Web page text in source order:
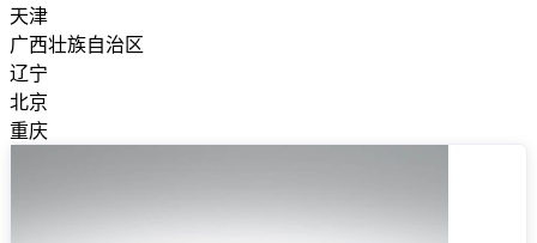
天津
广西壮族自治区
辽宁
北京
重庆